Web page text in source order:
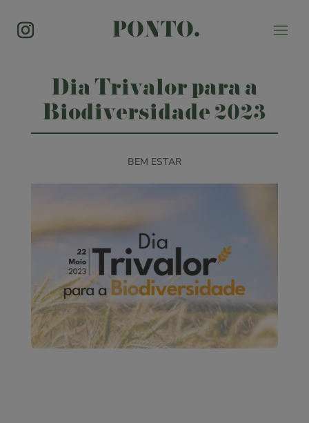
PONTO.
Dia Trivalor para a
Biodiversidade 2023
BEM ESTAR